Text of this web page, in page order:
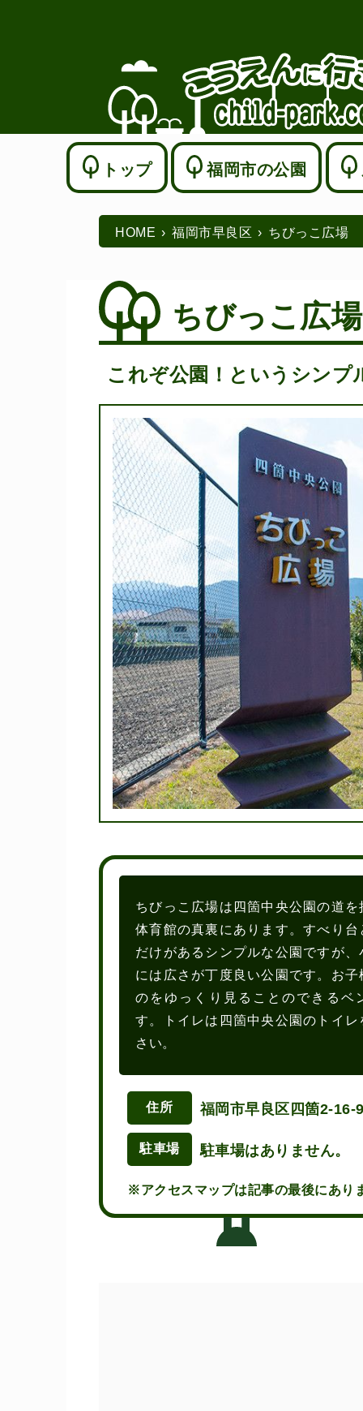
トップ 福岡市の公園
HOME 福岡市早良区 ちびっこ広場
ちびっこ広
これぞ公園！というシンプ
ちびっこ広場は四箇中央公園の道を
体育館の真裏にあります。すべり台
だけがあるシンプルな公園ですが、
には広さが丁度良い公園です。お子
のをゆっくり見ることのできるベ
す。トイレは四箇中央公園のトイレ
さい。
住所 福岡市早良区四箇2-16-
駐車場 駐車場はありません。
※アクセスマップは記事の最後にあり